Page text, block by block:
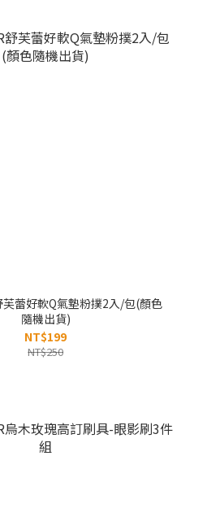
芙蕾好軟Q氣墊粉撲2入/包(顏色
隨機出貨)
NT$199
NT$250